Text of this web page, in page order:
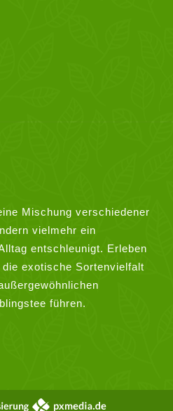
Mischung verschiedener
vielmehr ein
entschleunigt. Erleben
exotische Sortenvielfalt
führen.